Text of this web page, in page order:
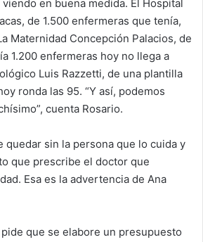
en buena medida. El Hospital
de 1.500 enfermeras que tenía,
Maternidad Concepción Palacios, de
1.200 enfermeras hoy no llega a
Luis Razzetti, de una plantilla
ronda las 95. “Y así, podemos
cuenta Rosario.
quedar sin la persona que lo cuida y
que prescribe el doctor que
Esa es la advertencia de Ana
que se elabore un presupuesto